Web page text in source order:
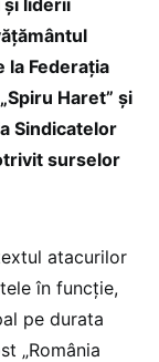
la Federația
Haret” și
Sindicatelor
surselor
atacurilor
în funcție,
pe durata
„România